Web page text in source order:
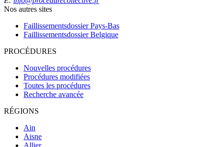
Nos autres sites
Faillissementsdossier Pays-Bas
Faillissementsdossier Belgique
PROCÉDURES
Nouvelles procédures
Procédures modifiées
Toutes les procédures
Recherche avancée
RÉGIONS
Ain
Aisne
Allier